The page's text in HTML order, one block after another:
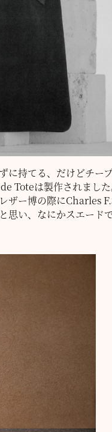
持てる、だけどチー
Toteは製作されました
ザー博の際にCharles
思い、なにかスエード